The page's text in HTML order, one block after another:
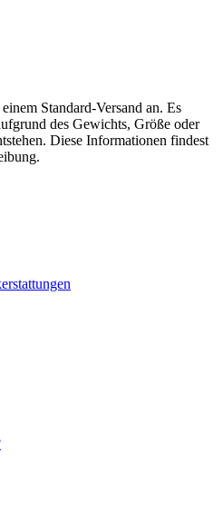
Standard-Versand an. Es
des Gewichts, Größe oder
Diese Informationen findest